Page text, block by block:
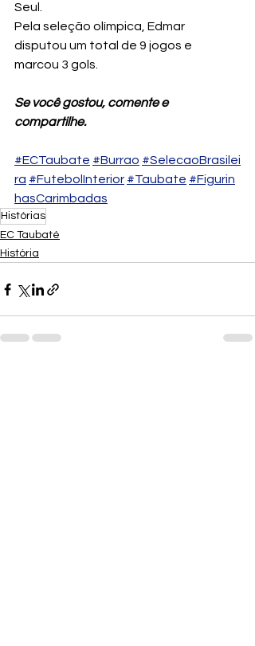
Seul.
Pela seleção olímpica, Edmar
disputou um total de 9 jogos e
marcou 3 gols.
Se você gostou, comente e
compartilhe.
#ECTaubate #Burrao #SelecaoBrasilei
ra #FutebolInterior #Taubate #Figurin
hasCarimbadas
Histórias
EC Taubaté
História